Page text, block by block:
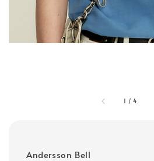
1 /4
Andersson Bell